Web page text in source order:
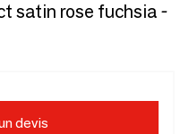
satin rose fuchsia -
devis